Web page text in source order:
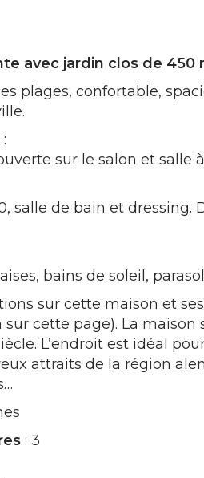
avec jardin clos de 450
plages, confortable,
sur le salon et salle
salle de bain et dressing.
bains de soleil,
sur cette maison et
sur cette page). La
L’endroit est idéal
attraits de la région
: 3